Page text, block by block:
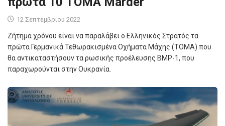
12 Σεπτεμβρίου 2022
Ζήτημα χρόνου είναι να παραλάβει ο Ελληνικός Στρατός τα
πρώτα Γερμανικά Τεθωρακισμένα Οχήματα Μάχης (ΤΟΜΑ) που
θα αντικαταστήσουν τα ρωσικής προέλευσης BMP-1, που
παραχωρούνται στην Ουκρανία.